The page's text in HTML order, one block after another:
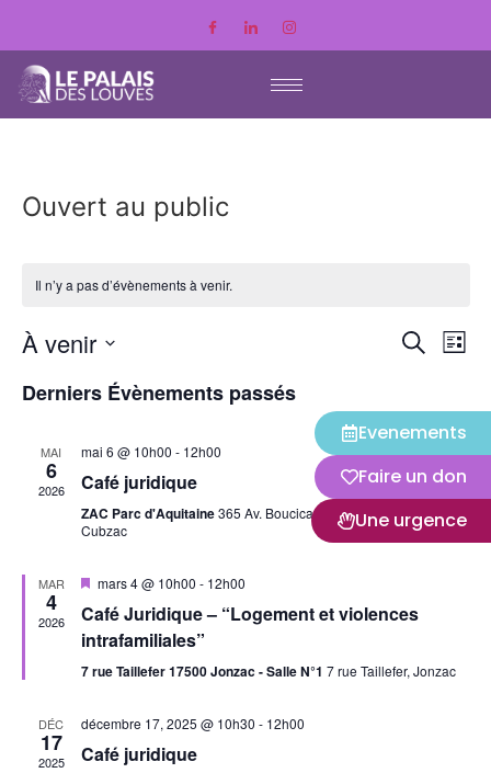
Ouvert au public
Il n’y a pas d’évènements à venir.
de
vues
Recherche
Liste
À venir
une
date.
Derniers Évènements passés
MAI
6
2026
mai 6 @ 10h00 - 12h00
Café juridique
ZAC Parc d'Aquitaine365 Av. Boucicaut, Saint-André-de-
Cubzac
MAR
4
2026
Mis
avant
mars 4 @ 10h00 - 12h00
Café Juridique – “Logement et violences
intrafamiliales”
7 rue Taillefer 17500 Jonzac - Salle N°1 7 rue Taillefer, Jonzac
DÉC
17
2025
décembre 17, 2025 @ 10h30 - 12h00
Café juridique
Evenements
Faire un don
Une urgence